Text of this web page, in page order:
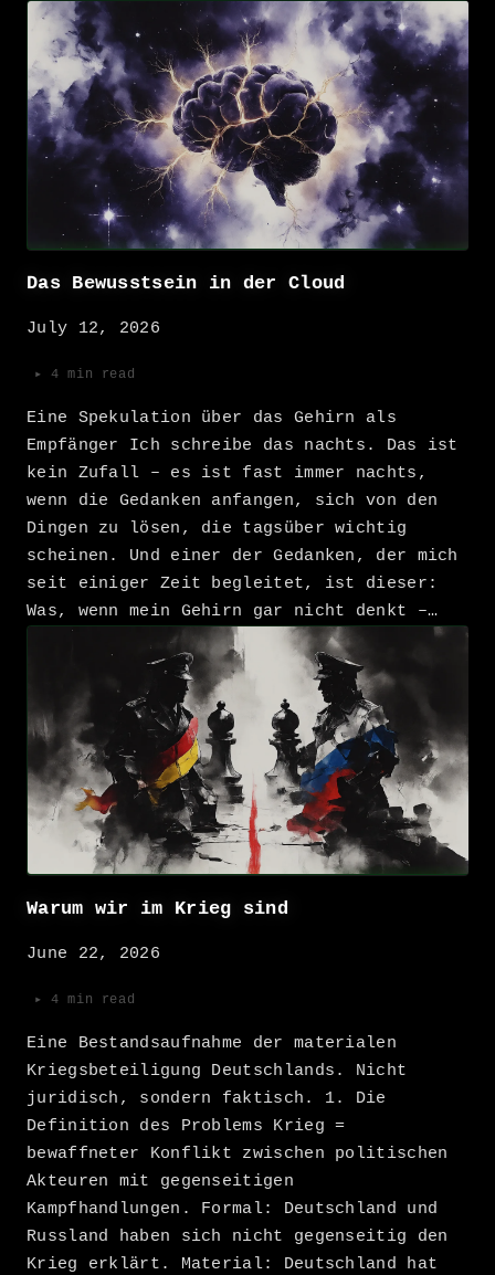
Das Bewusstsein in der Cloud
July 12, 2026
▸ 4 min read
Eine Spekulation über das Gehirn als
Empfänger Ich schreibe das nachts. Das ist
kein Zufall – es ist fast immer nachts,
wenn die Gedanken anfangen, sich von den
Dingen zu lösen, die tagsüber wichtig
scheinen. Und einer der Gedanken, der mich
seit einiger Zeit begleitet, ist dieser:
Was, wenn mein Gehirn gar nicht denkt –…
Warum wir im Krieg sind
June 22, 2026
▸ 4 min read
Eine Bestandsaufnahme der materialen
Kriegsbeteiligung Deutschlands. Nicht
juridisch, sondern faktisch. 1. Die
Definition des Problems Krieg =
bewaffneter Konflikt zwischen politischen
Akteuren mit gegenseitigen
Kampfhandlungen. Formal: Deutschland und
Russland haben sich nicht gegenseitig den
Krieg erklärt. Material: Deutschland hat